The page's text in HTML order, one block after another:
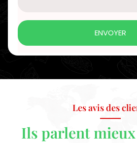
ENVOYER
Les avis des
Ils parlent